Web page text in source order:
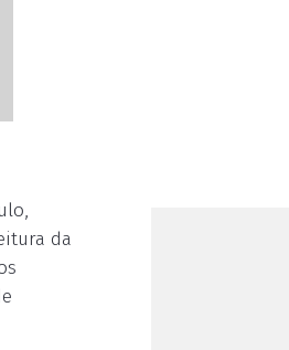
da